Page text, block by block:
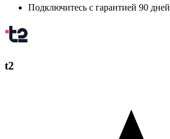
Подключитесь с гарантией 90 дней
t2